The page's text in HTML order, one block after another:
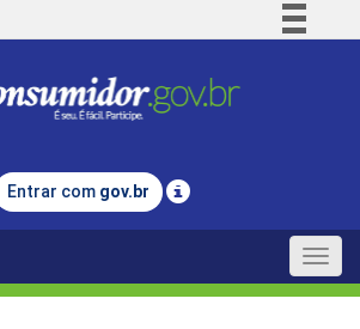
Comunica BR
Legislação
Entrar com gov.br
Toggle